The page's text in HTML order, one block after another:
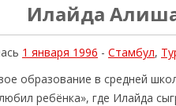
Илайда
1 января 1996 - Стамбул,
образование в средней
ребёнка», где Илайда